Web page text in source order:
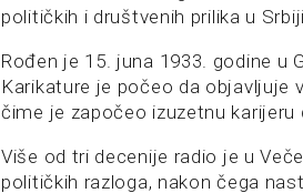
političkih i društvenih prilika u
Rođen je 15. juna 1933. godine u
Karikature je počeo da objavljuje
čime je započeo izuzetnu
Više od tri decenije radio je u
političkih razloga, nakon čega